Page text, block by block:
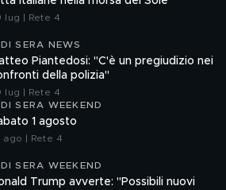
lug | Rete 4
SERA NEWS
Piantedosi: "C'è un pregiudizio nei
della polizia"
lug | Rete 4
SERA WEEKEND
1 agosto
ago | Rete 4
SERA WEEKEND
Trump avverte: "Possibili nuovi